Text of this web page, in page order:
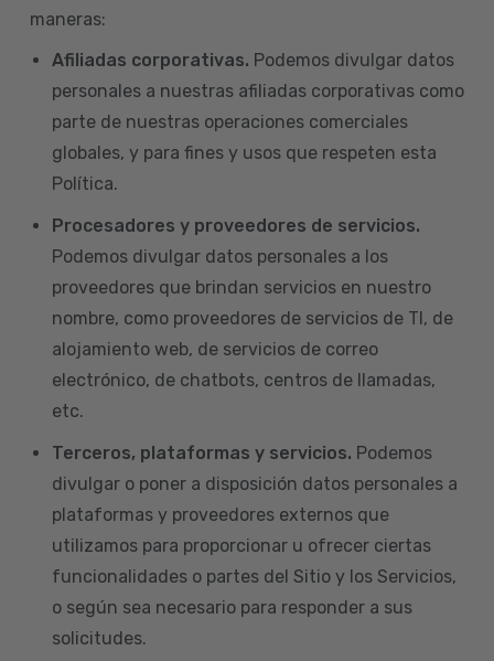
maneras:
Afiliadas corporativas. Podemos divulgar datos
personales a nuestras afiliadas corporativas como
parte de nuestras operaciones comerciales
globales, y para fines y usos que respeten esta
Política.
Procesadores y proveedores de servicios.
Podemos divulgar datos personales a los
proveedores que brindan servicios en nuestro
nombre, como proveedores de servicios de TI, de
alojamiento web, de servicios de correo
electrónico, de chatbots, centros de llamadas,
etc.
Terceros, plataformas y servicios. Podemos
divulgar o poner a disposición datos personales a
plataformas y proveedores externos que
utilizamos para proporcionar u ofrecer ciertas
funcionalidades o partes del Sitio y los Servicios,
o según sea necesario para responder a sus
solicitudes.